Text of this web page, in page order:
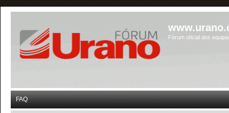
Fórum oficial dos
FAQ